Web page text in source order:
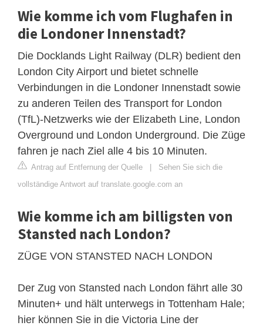
Wie komme ich vom Flughafen in
die Londoner Innenstadt?
Die Docklands Light Railway (DLR) bedient den
London City Airport und bietet schnelle
Verbindungen in die Londoner Innenstadt sowie
zu anderen Teilen des Transport for London
(TfL)-Netzwerks wie der Elizabeth Line, London
Overground und London Underground. Die Züge
fahren je nach Ziel alle 4 bis 10 Minuten.
Antrag auf Entfernung der Quelle
Sehen Sie sich die
vollständige Antwort auf translate.google.com an
Wie komme ich am billigsten von
Stansted nach London?
ZÜGE VON STANSTED NACH LONDON
Der Zug von Stansted nach London fährt alle 30
Minuten+ und hält unterwegs in Tottenham Hale;
hier können Sie in die Victoria Line der